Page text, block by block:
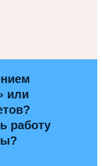
или
работу